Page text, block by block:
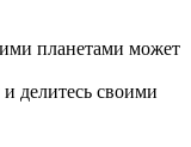
планетами может
делитесь своими